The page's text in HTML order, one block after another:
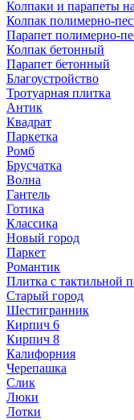
Колпаки и парапеты
Колпак полимерно-
Парапет полимерно-
Колпак бетонный
Парапет бетонный
Благоустройство
Тротуарная плитка
Антик
Квадрат
Паркетка
Ромб
Брусчатка
Волна
Гантель
Готика
Классика
Новый город
Паркет
Романтик
Плитка с тактильной
Старый город
Шестигранник
Кирпич 6
Кирпич 8
Калифорния
Черепашка
Слик
Люки
Лотки